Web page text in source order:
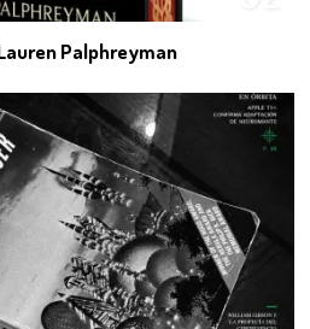
Lauren Palphreyman